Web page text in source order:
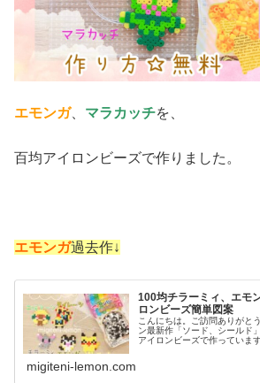
エモンガ、 マラカッチを、
百均アイロンビーズで作りました。
エモンガ過去作↓
100均チラーミィ、エモ
ロンビーズ簡単図案
こんにちは。ご訪問ありがと
ン最新作「ソード、シールド
アイロンビーズで作っていま
migiteni-lemon.com